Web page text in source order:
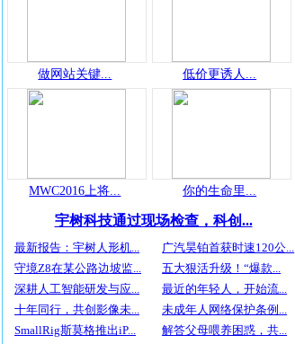
做网站关键... 低价更诱人...
MWC2016上将... 你的生命里...
宇树科技通过现场检查，科创...
最新报告：宇树人形机...
广汽昊铂首获时速120公...
守境Z8在某公路边坡监...
五大狠活升级！“爆款...
深耕人工智能研发与应...
最近的年轻人，开始流...
十年同行，共创影像未...
未成年人网络保护条例...
SmallRig斯莫格推出iP...
解答父母喂养困惑，共...